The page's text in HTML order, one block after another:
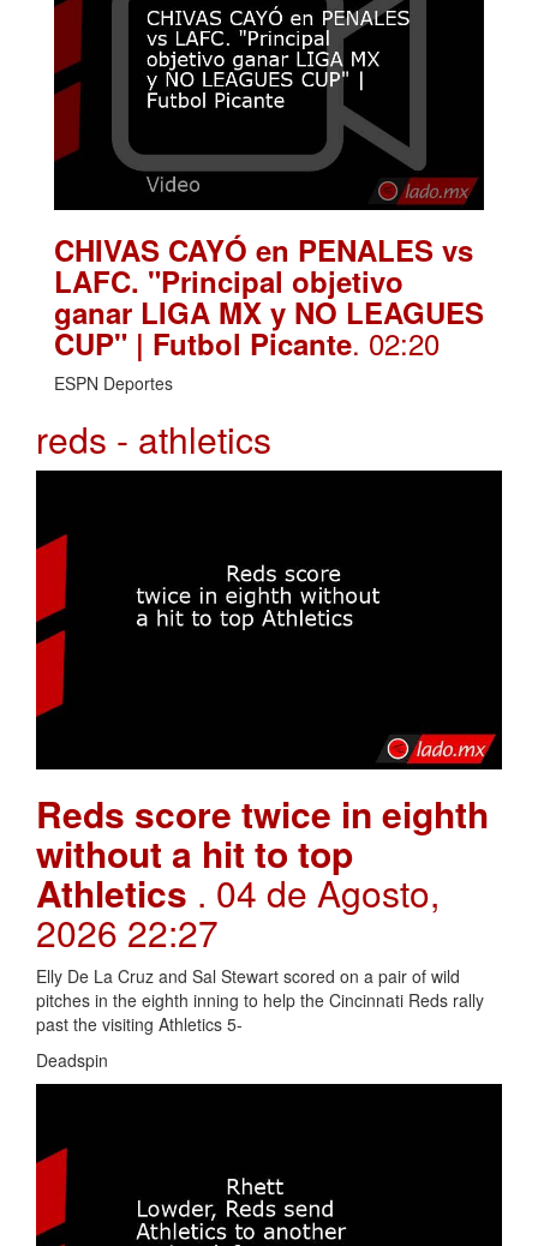
CHIVAS CAYÓ en PENALES vs
LAFC. "Principal objetivo
ganar LIGA MX y NO LEAGUES
CUP" | Futbol Picante. 02:20
ESPN Deportes
reds - athletics
Reds score twice in eighth
without a hit to top
Athletics . 04 de Agosto,
2026 22:27
Elly De La Cruz and Sal Stewart scored on a pair of wild
pitches in the eighth inning to help the Cincinnati Reds rally
past the visiting Athletics 5-
Deadspin